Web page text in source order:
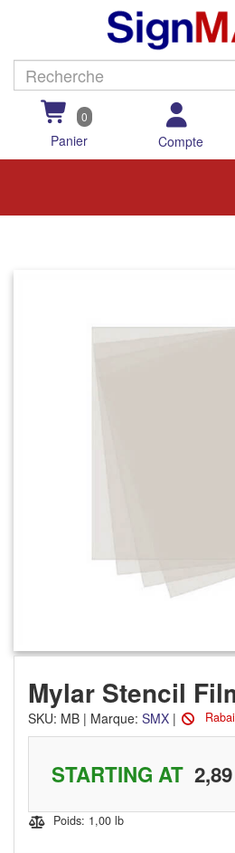
0
Panier Compte
Mylar Stencil
SKU: MB | Marque: SMX |
STARTING AT 2,89
Poids: 1,00 lb